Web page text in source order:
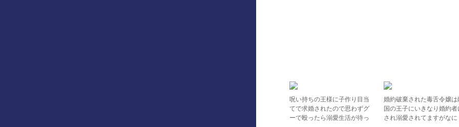
呪い持ちの王様に子作り目当
てで求婚されたので思わずグ
ーで殴ったら溺愛生活が待っ
婚約破棄された毒舌令嬢は
国の王子にいきなり婚約者
され溺愛されてますがなに